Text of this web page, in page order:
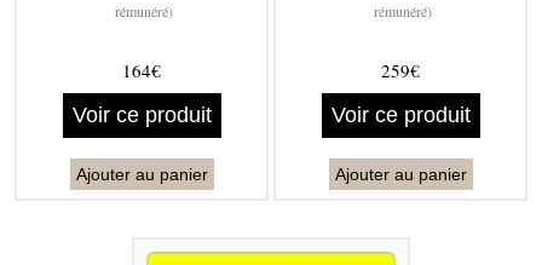
rémunéré)
164€
Voir ce produit
Ajouter au panier
rémunéré)
259€
Voir ce produit
Ajouter au panier